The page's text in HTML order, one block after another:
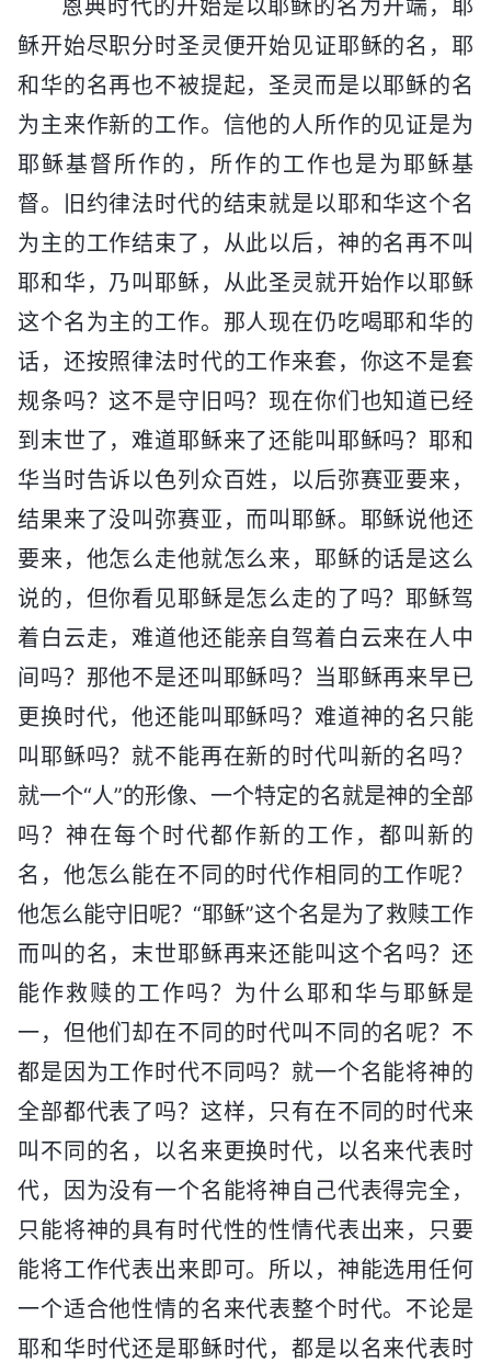
恩典时代的开始是以耶稣的名为开端，耶
稣开始尽职分时圣灵便开始见证耶稣的名，耶
和华的名再也不被提起，圣灵而是以耶稣的名
为主来作新的工作。信他的人所作的见证是为
耶稣基督所作的，所作的工作也是为耶稣基
督。旧约律法时代的结束就是以耶和华这个名
为主的工作结束了，从此以后，神的名再不叫
耶和华，乃叫耶稣，从此圣灵就开始作以耶稣
这个名为主的工作。那人现在仍吃喝耶和华的
话，还按照律法时代的工作来套，你这不是套
规条吗？这不是守旧吗？现在你们也知道已经
到末世了，难道耶稣来了还能叫耶稣吗？耶和
华当时告诉以色列众百姓，以后弥赛亚要来，
结果来了没叫弥赛亚，而叫耶稣。耶稣说他还
要来，他怎么走他就怎么来，耶稣的话是这么
说的，但你看见耶稣是怎么走的了吗？耶稣驾
着白云走，难道他还能亲自驾着白云来在人中
间吗？那他不是还叫耶稣吗？当耶稣再来早已
更换时代，他还能叫耶稣吗？难道神的名只能
叫耶稣吗？就不能再在新的时代叫新的名吗？
就一个“人”的形像、一个特定的名就是神的全部
吗？神在每个时代都作新的工作，都叫新的
名，他怎么能在不同的时代作相同的工作呢？
他怎么能守旧呢？“耶稣”这个名是为了救赎工作
而叫的名，末世耶稣再来还能叫这个名吗？还
能作救赎的工作吗？为什么耶和华与耶稣是
一，但他们却在不同的时代叫不同的名呢？不
都是因为工作时代不同吗？就一个名能将神的
全部都代表了吗？这样，只有在不同的时代来
叫不同的名，以名来更换时代，以名来代表时
代，因为没有一个名能将神自己代表得完全，
只能将神的具有时代性的性情代表出来，只要
能将工作代表出来即可。所以，神能选用任何
一个适合他性情的名来代表整个时代。不论是
耶和华时代还是耶稣时代，都是以名来代表时